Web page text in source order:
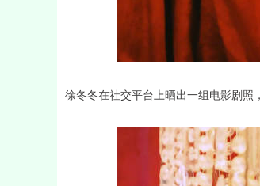
徐冬冬在社交平台上晒出一组电影剧照